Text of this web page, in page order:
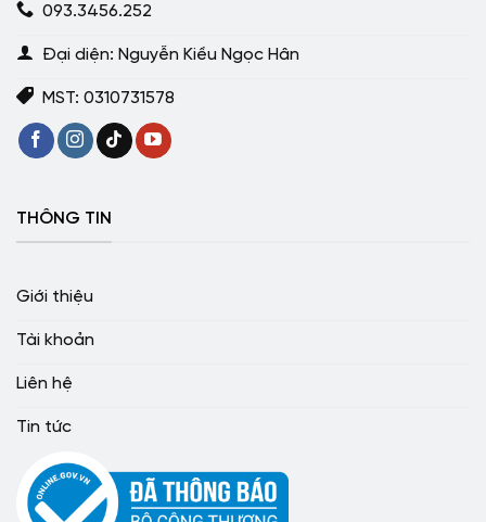
093.3456.252
Đại diện: Nguyễn Kiều Ngọc Hân
MST: 0310731578
THÔNG TIN
Giới thiệu
Tài khoản
Liên hệ
Tin tức